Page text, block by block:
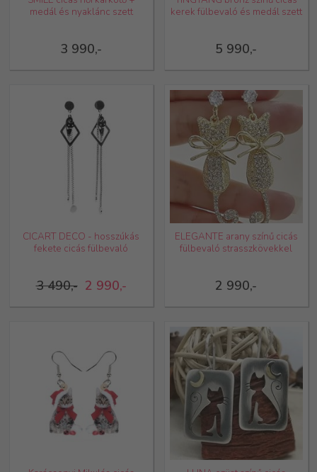
3 990,-
medál és nyaklánc szett
5 990,-
kerek fülbevaló és medál szett
3 490,- 2 990,-
CICART DECO - hosszúkás
fekete cicás fülbevaló
2 990,-
ELEGANTE arany színű cicás
fülbevaló strasszkövekkel